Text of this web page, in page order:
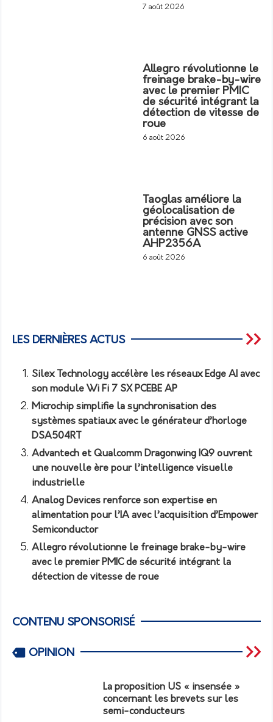
7 août 2026
Allegro révolutionne le
freinage brake-by-wire
avec le premier PMIC
de sécurité intégrant la
détection de vitesse de
roue
6 août 2026
Taoglas améliore la
géolocalisation de
précision avec son
antenne GNSS active
AHP2356A
6 août 2026
LES DERNIÈRES ACTUS
Silex Technology accélère les réseaux Edge AI avec
son module Wi Fi 7 SX PCEBE AP
Microchip simplifie la synchronisation des
systèmes spatiaux avec le générateur d’horloge
DSA504RT
Advantech et Qualcomm Dragonwing IQ9 ouvrent
une nouvelle ère pour l’intelligence visuelle
industrielle
Analog Devices renforce son expertise en
alimentation pour l’IA avec l’acquisition d’Empower
Semiconductor
Allegro révolutionne le freinage brake-by-wire
avec le premier PMIC de sécurité intégrant la
détection de vitesse de roue
CONTENU SPONSORISÉ
OPINION
La proposition US « insensée »
concernant les brevets sur les
semi-conducteurs